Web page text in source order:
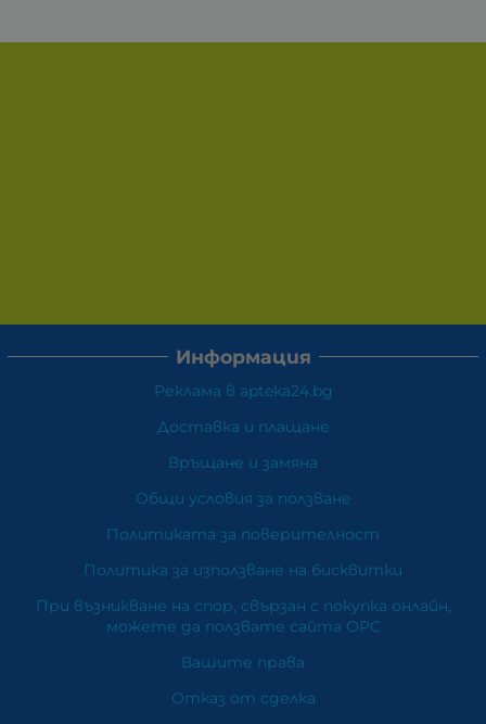
Информация
Реклама в apteka24.bg
Доставка и плащане
Връщане и замяна
Общи условия за ползване
Политиката за поверителност
Политика за използване на бисквитки
При възникване на спор, свързан с покупка онлайн,
можете да ползвате сайта ОРС
Вашите права
Отказ от сделка